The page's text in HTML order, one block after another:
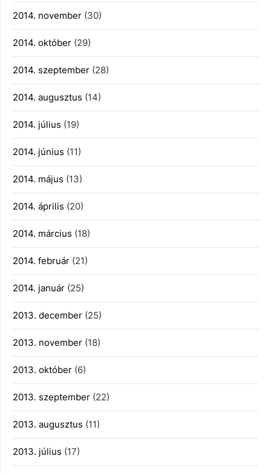
2014. november (30)
2014. október (29)
2014. szeptember (28)
2014. augusztus (14)
2014. július (19)
2014. június (11)
2014. május (13)
2014. április (20)
2014. március (18)
2014. február (21)
2014. január (25)
2013. december (25)
2013. november (18)
2013. október (6)
2013. szeptember (22)
2013. augusztus (11)
2013. július (17)